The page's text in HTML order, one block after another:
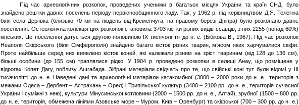
Під час археологічних розкопок, проведених ученими в багатьох місцях України та країн СНД, було
знайдено рештки давніх поселень періоду первіснообщинного ладу. Так, у 1962 р. під керівництвом Д.Я. Телегіна
біля села Деріївка (близько 70 км на південь відКременчуга , на правому березі Дніпра) було розкопано давнє
поселення. Остеологічна колекція цих розкопок становила 3703 кістки різних видів ссавців, з них 2255 (понад 60%)
кінських. Це поселення датується другою половиною IX тисячоліття до н. е. (Бібікова В., 1967). Під час розкопок
Неаполя Скіфського (біля Сімферополя) знайдено багато кісток різних тварин, м’ясом яких харчувалися скіфи.
Проте найбільше серед них виявлено кісток коней, які належали різним на зріст тваринам (від 128 до 136 см),
більші особини (до 155 см) траплялися рідко. У 1904 р. проведено розкопки в селищі Анау, що розміщене у
відрогахКопет Дагу, поблизуАшгабада . Зібрані матеріали свідчать про те, що свійські коні тут були відомі у ІІІ
тисячолітті до н. е. Наведені дані та археологічні матеріали катакомбної (3000 – 2000 роки до н. е., територія з
межами Одеса – Дербент – Астрахань – Орел) і Трипільської культур (3400 – 2100 рр. до н. е., територія сучасної
України і суміжні з нею), культури Мінусинськоїкотловини (2000 – 1500 рр. до н. е., Алтай), зрубної (1500 – 800 рр.
до н. е. територія, обмежена лініями Азовське море – Муром, Київ – Оренбург) та скіфської (700 – 300 рр. до н. е.)